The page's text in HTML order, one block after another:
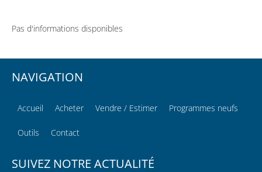
Pas d'informations disponibles
NAVIGATION
Accueil Acheter Vendre / Estimer Programmes neufs
Outils Contact
SUIVEZ NOTRE ACTUALITÉ